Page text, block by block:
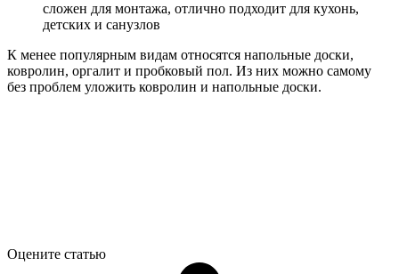
сложен для монтажа, отлично подходит для кухонь,
детских и санузлов
К менее популярным видам относятся напольные доски,
ковролин, оргалит и пробковый пол. Из них можно самому
без проблем уложить ковролин и напольные доски.
Оцените статью